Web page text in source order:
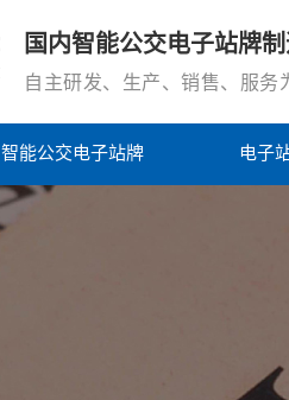
国内智能公交电子站牌
自主研发、生产、销售、服务
智能公交电子站牌 电子